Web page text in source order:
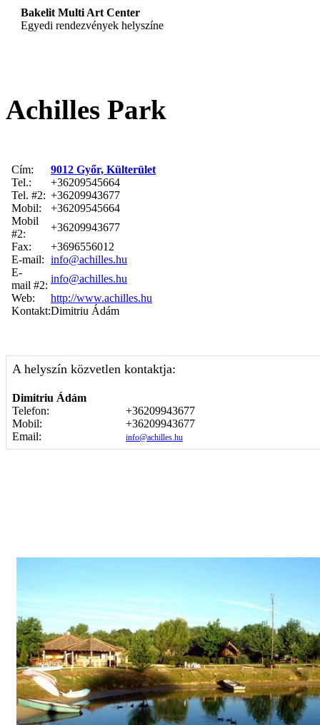
Bakelit Multi Art Center
Egyedi rendezvények helyszíne
Achilles Park
Cím:
9012 Győr, Külterület
Tel.:
+36209545664
Tel. #2: +36209943677
Mobil:
+36209545664
Mobil
#2:
+36209943677
Fax:
+3696556012
E-mail: info@achilles.hu
E-
mail #2:
info@achilles.hu
Web:
http://www.achilles.hu
Kontakt:Dimitriu Ádám
A helyszín közvetlen kontaktja:
Dimitriu Ádám
Telefon:
+36209943677
Mobil:
+36209943677
Email:
info@achilles.hu